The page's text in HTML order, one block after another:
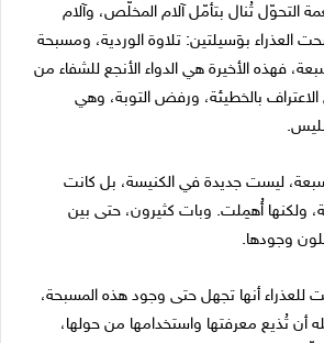
التحوّل تُنال بتأمّل آلام المخلّص، وآلام
العذراء بوَسيلتين: تلاوة الوردية، ومسبحة
فهذه الأخيرة هي الدواء الأنجع للشفاء من
بالخطيئة، ورفض التوبة، وهي
ليست جديدة في الكنيسة، بل كانت
ولكنها أُهمِلت. وبات كثيرون، حتى بين
وجودها.
للعذراء أنها تجهل حتى وجود هذه المسبحة،
أن تُذيع معرفتها واستخدامها من حولها،